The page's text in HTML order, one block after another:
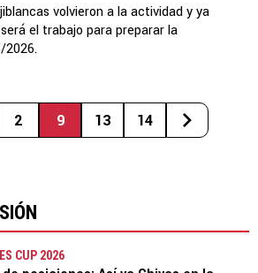
volvieron a la actividad y ya
el trabajo para preparar la
2026.
2 9 13 14
CUP 2026